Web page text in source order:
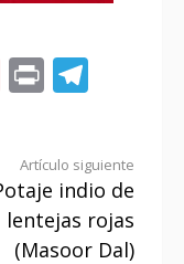
Gmail
Print
Artículo siguiente
indio de
lentejas rojas
(Masoor Dal)